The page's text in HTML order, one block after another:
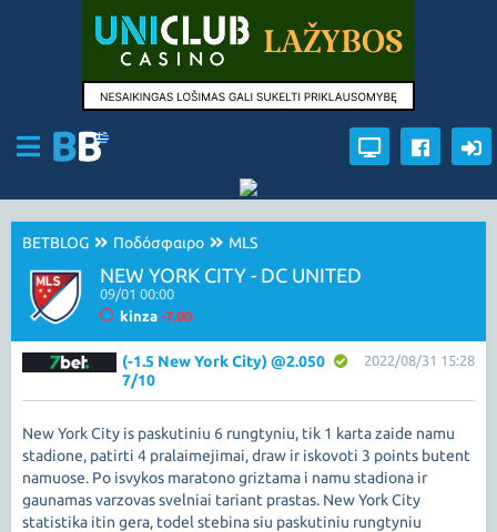
BETBLOG Ποδόσφαιρο MLS
NEW YORK CITY - DC UNITED
09/01 00:00
kinza -7.00
2022/08/31 15:28
(-1.5 New York City) @2.050
7/10
New York City is paskutiniu 6 rungtyniu, tik 1 karta zaide namu
stadione, patirti 4 pralaimejimai, draw ir iskovoti 3 points butent
namuose. Po isvykos maratono griztama i namu stadiona ir
gaunamas varzovas svelniai tariant prastas. New York City
statistika itin gera, todel stebina siu paskutiniu rungtyniu